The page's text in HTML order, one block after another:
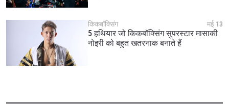
किकबॉक्सिंग मई 13
5 हथियार जो किकबॉक्सिंग सुपरस्टार मासाकी
नोइरी को बहुत खतरनाक बनाते हैं